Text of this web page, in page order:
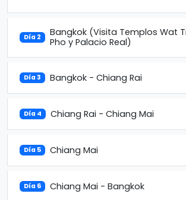
Día 2
Bangkok (Visita Templos Wat
Pho y Palacio Real)
Día 3 Bangkok - Chiang Rai
Día 4 Chiang Rai - Chiang Mai
Día 5 Chiang Mai
Día 6 Chiang Mai - Bangkok